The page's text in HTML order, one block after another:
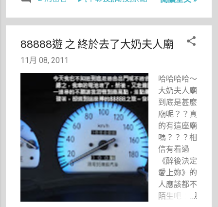
面，不知道
是不是老闆
有搬遷到隔
壁幾戶的店
面？ 雖然
點，不過有
不少人來買
宵夜外帶，
還有位先生
一買就是好
多碗，讓我
著實等了一
會，還好店
裡有很多壹
週刊可以
看，讓我打
出現，往往
遊戲，我們
兩人都會互
相問，你現
嗎？ 因
此，今年我
和阿成去看
哆啦A夢的
長篇電影
《大雄與鐵
人兵團》
時，當哆啦
Ａ夢把聖誕
武士的頭腦
改造成一隻
小鳥、而大
些抗拒。也
就是說，如
果要安排旅
樣的點列入
考慮，畢竟
會直覺以為
那是看了會
心情不好、
勾起驚恐回
憶的地方。
88888遊 之 終於去了大奶夫人廟
11月 08, 2011
哈哈哈哈～
大奶夫人廟
到底是甚麼
廟呢？？真
的有這座廟
嗎？？？相
信有看過
《醉後決定
愛上妳》的
人應該都不
陌生吧！想